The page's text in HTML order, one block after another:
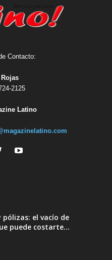
Contacto:
2125
Latino
el vacío de
puede costarte...